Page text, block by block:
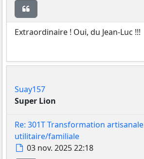
Extraordinaire ! Oui, du Jean-Luc !!!
Suay157
Super Lion
Re: 301T Transformation artisanale
utilitaire/familiale
Message
03 nov. 2025 22:18